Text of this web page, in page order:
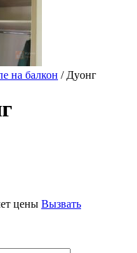
на балкон / Дуонг
цены Вызвать